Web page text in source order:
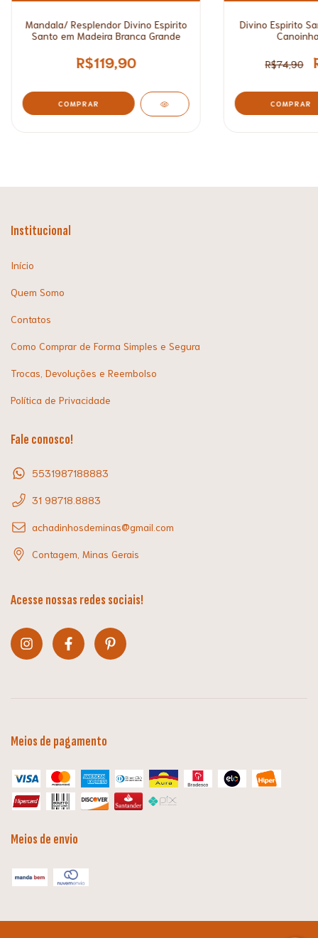
Mandala/ Resplendor Divino Espirito
Santo em Madeira Branca Grande
R$119,90
Divino Espirito
R$74,90
COMPRAR
Institucional
Início
Quem Somo
Contatos
Como Comprar de Forma Simples e Segura
Trocas, Devoluções e Reembolso
Política de Privacidade
Fale conosco!
5531987188883
31 98718.8883
achadinhosdeminas@gmail.com
Contagem, Minas Gerais
Acesse nossas redes sociais!
Meios de pagamento
Meios de envio